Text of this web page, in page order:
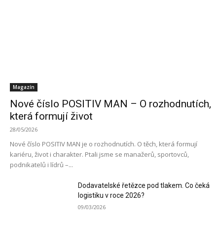
Magazín
Nové číslo POSITIV MAN – O rozhodnutích,
která formují život
28/05/2026
Nové číslo POSITIV MAN je o rozhodnutích. O těch, která formují
kariéru, život i charakter. Ptali jsme se manažerů, sportovců,
podnikatelů i lídrů –...
Dodavatelské řetězce pod tlakem. Co čeká
logistiku v roce 2026?
09/03/2026